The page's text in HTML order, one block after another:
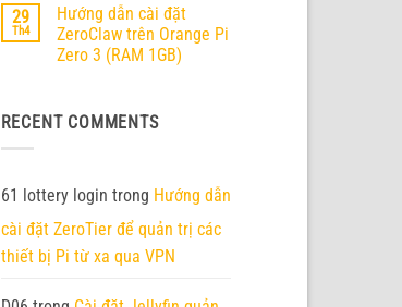
ra
mắt
–
Nền
thế
hệ
sức
tính
bình
luận
ở
Hướng
Nanobot
trên
/
3W
4GB
RAM
29
Th4
Hướng dẫn cài đặt
ZeroClaw trên Orange Pi
Zero 3 (RAM 1GB)
luận
ở
đặt
ZeroClaw
Orange
Zero
1GB)
RECENT COMMENTS
61 lottery login trong Hướng dẫn
cài đặt ZeroTier để quản trị các
thiết bị Pi từ xa qua VPN